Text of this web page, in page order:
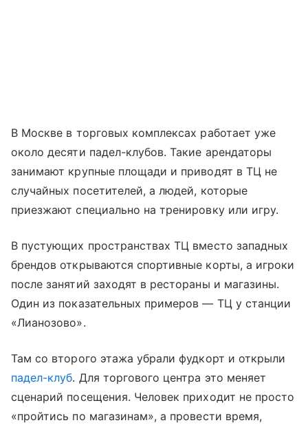
В Москве в торговых комплексах работает уже
около десяти падел-клубов. Такие арендаторы
занимают крупные площади и приводят в ТЦ не
случайных посетителей, а людей, которые
приезжают специально на тренировку или игру.
В пустующих пространствах ТЦ вместо западных
брендов открываются спортивные корты, а игроки
после занятий заходят в рестораны и магазины.
Один из показательных примеров — ТЦ у станции
«Лианозово».
Там со второго этажа убрали фудкорт и открыли
падел-клуб. Для торгового центра это меняет
сценарий посещения. Человек приходит не просто
«пройтись по магазинам», а провести время,